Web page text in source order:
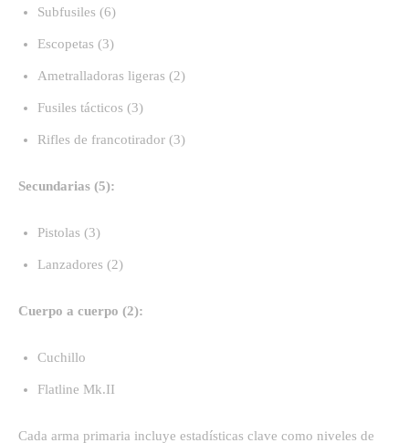
Subfusiles (6)
Escopetas (3)
Ametralladoras ligeras (2)
Fusiles tácticos (3)
Rifles de francotirador (3)
Secundarias (5):
Pistolas (3)
Lanzadores (2)
Cuerpo a cuerpo (2):
Cuchillo
Flatline Mk.II
Cada arma primaria incluye estadísticas clave como niveles de